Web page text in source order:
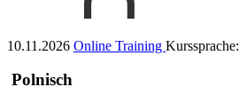
10.11.2026 Online Training Kurssprache:
Polnisch